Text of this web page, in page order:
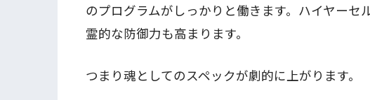
のプログラムがしっかりと働きます。ハイヤーセ
霊的な防御力も高まります。
つまり魂としてのスペックが劇的に上がります。